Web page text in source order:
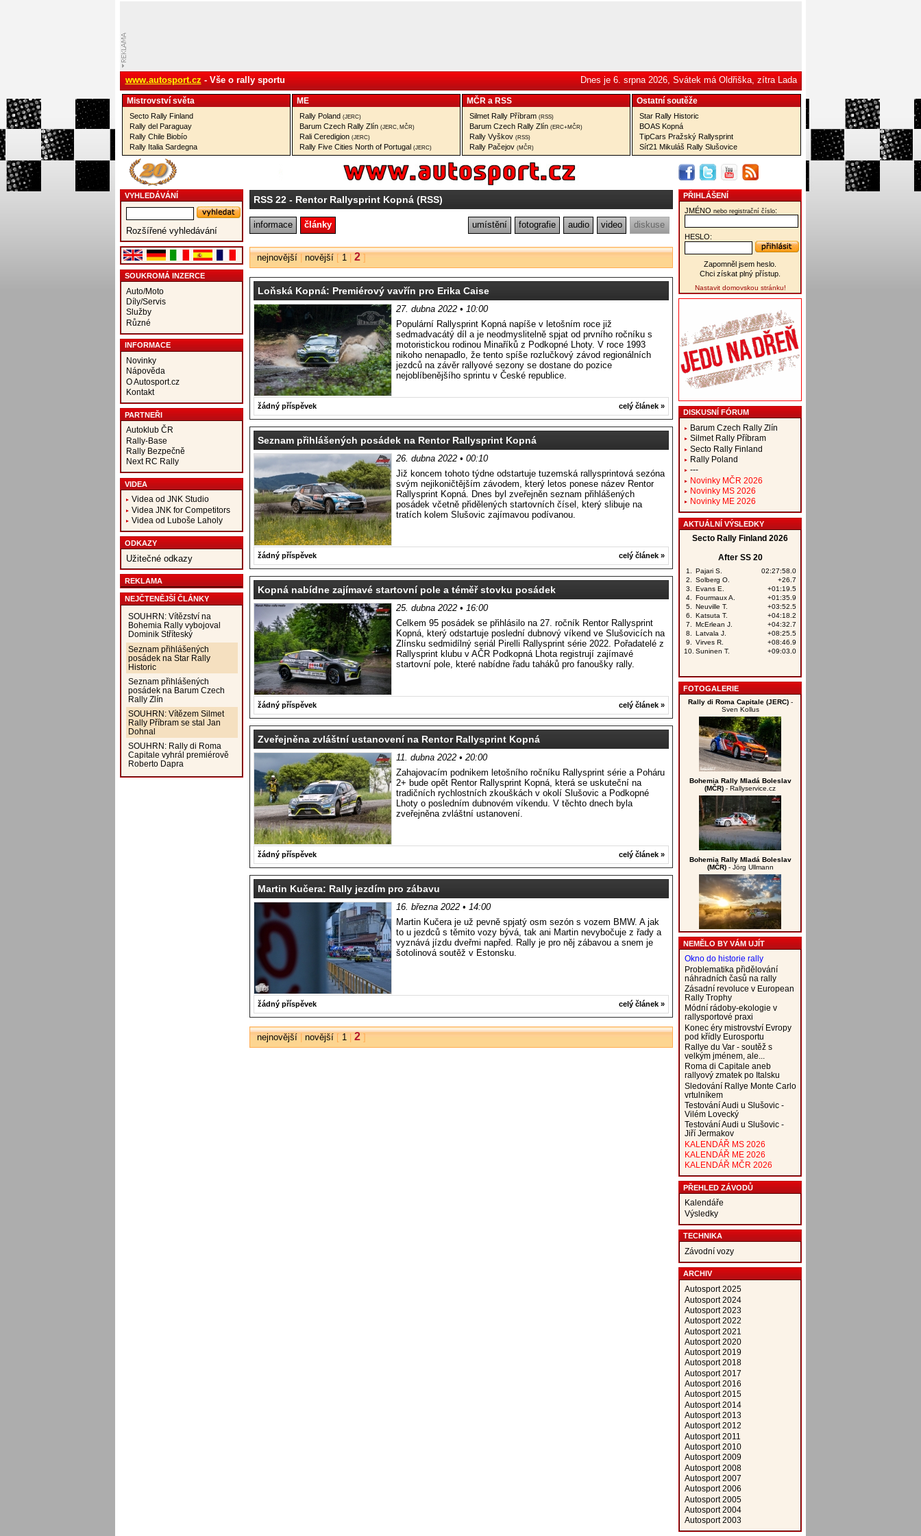
www.autosport.cz - Vše o rally sportu Dnes je 6. srpna 2026, Svátek má Oldřiška, zítra Lada
Mistrovství­ světa
Secto Rally Finland
Rally del Paraguay
Rally Chile Biobío
Rally Italia Sardegna
ME
Rally Poland (JERC)
Barum Czech Rally Zlín (JERC, MČR)
Rali Ceredigion (JERC)
Rally Five Cities North of Portugal (JERC)
MČR a RSS
Silmet Rally Příbram (RSS)
Barum Czech Rally Zlín (ERC+MČR)
Rally Vyškov (RSS)
Rally Pačejov (MČR)
Ostatní­ soutěže
Star Rally Historic
BOAS Kopná
TipCars Pražský Rallysprint
Síť21 Mikuláš Rally Slušovice
VYHLEDÁVÁNÍ
Rozšířené vyhledávání
SOUKROMÁ INZERCE
Auto/Moto
Díly/Servis
Služby
Různé
INFORMACE
Novinky
Nápověda
O Autosport.cz
Kontakt
PARTNEŘI
Autoklub ČR
Rally-Base
Rally Bezpečně
Next RC Rally
VIDEA
Videa od JNK Studio
Videa JNK for Competitors
Videa od Luboše Laholy
ODKAZY
Užitečné odkazy
REKLAMA
NEJČTENĚJŠÍ ČLÁNKY
SOUHRN: Vítězství na
Bohemia Rally vybojoval
Dominik Stříteský
Seznam přihlášených
posádek na Star Rally
Historic
Seznam přihlášených
posádek na Barum Czech
Rally Zlín
SOUHRN: Vítězem Silmet
Rally Příbram se stal Jan
Dohnal
SOUHRN: Rally di Roma
Capitale vyhrál premiérově
Roberto Dapra
RSS 22- Rentor Rallysprint Kopná (RSS)
informace články umístění fotografie audio video diskuse
nejnovější| novější[ 1| 2]
Loňská Kopná: Premiérový vavřín pro Erika Caise
27. dubna 2022 • 10:00
Populární Rallysprint Kopná napíše v letošním roce již
sedmadvacátý díl a je neodmyslitelně spjat od prvního ročníku s
motoristickou rodinou Minaříků z Podkopné Lhoty. V roce 1993
nikoho nenapadlo, že tento spíše rozlučkový závod regionálních
jezdců na závěr rallyové sezony se dostane do pozice
nejoblíbenějšího sprintu v České republice.
žádný příspěvek celý článek »
Seznam přihlášených posádek na Rentor Rallysprint Kopná
26. dubna 2022 • 00:10
Již koncem tohoto týdne odstartuje tuzemská rallysprintová sezóna
svým nejikoničtějším závodem, který letos ponese název Rentor
Rallysprint Kopná. Dnes byl zveřejněn seznam přihlášených
posádek včetně přidělených startovních čísel, který slibuje na
tratích kolem Slušovic zajímavou podívanou.
žádný příspěvek celý článek »
Kopná nabídne zajímavé startovní pole a téměř stovku posádek
25. dubna 2022 • 16:00
Celkem 95 posádek se přihlásilo na 27. ročník Rentor Rallysprint
Kopná, který odstartuje poslední dubnový víkend ve Slušovicích na
Zlínsku sedmidílný seriál Pirelli Rallysprint série 2022. Pořadatelé z
Rallysprint klubu v AČR Podkopná Lhota registrují zajímavé
startovní pole, které nabídne řadu taháků pro fanoušky rally.
žádný příspěvek celý článek »
Zveřejněna zvláštní ustanovení na Rentor Rallysprint Kopná
11. dubna 2022 • 20:00
Zahajovacím podnikem letošního ročníku Rallysprint série a Poháru
2+ bude opět Rentor Rallysprint Kopná, která se uskuteční na
tradičních rychlostních zkouškách v okolí Slušovic a Podkopné
Lhoty o posledním dubnovém víkendu. V těchto dnech byla
zveřejněna zvláštní ustanovení.
žádný příspěvek celý článek »
Martin Kučera: Rally jezdím pro zábavu
16. března 2022 • 14:00
Martin Kučera je už pevně spjatý osm sezón s vozem BMW. A jak
to u jezdců s těmito vozy bývá, tak ani Martin nevybočuje z řady a
vyznává jízdu dveřmi napřed. Rally je pro něj zábavou a snem je
šotolinová soutěž v Estonsku.
žádný příspěvek celý článek »
nejnovější| novější[ 1| 2]
PŘIHLÁŠENÍ
JMÉNO nebo registrační číslo:
HESLO:
Zapomněl jsem heslo.
Chci získat plný přístup.
Nastavit domovskou stránku!
DISKUSNÍ FÓRUM
Barum Czech Rally Zlín
Silmet Rally Příbram
Secto Rally Finland
Rally Poland
---
Novinky MČR 2026
Novinky MS 2026
Novinky ME 2026
AKTUÁLNÍ VÝSLEDKY
FOTOGALERIE
Rally di Roma Capitale (JERC)-
Sven Kollus
Bohemia Rally Mladá Boleslav
(MČR) - Rallyservice.cz
Bohemia Rally Mladá Boleslav
(MČR)- Jörg Ullmann
NEMĚLO BY VÁM UJÍT
Okno do historie rally
Problematika přidělování
náhradních časů na rally
Zásadní revoluce v European
Rally Trophy
Módní rádoby-ekologie v
rallysportové praxi
Konec éry mistrovství Evropy
pod křídly Eurosportu
Rallye du Var - soutěž s
velkým jménem, ale...
Roma di Capitale aneb
rallyový zmatek po Italsku
Sledování Rallye Monte Carlo
vrtulníkem
Testování Audi u Slušovic -
Vilém Lovecký
Testování Audi u Slušovic -
Jiří Jermakov
KALENDÁŘ MS 2026
KALENDÁŘ ME 2026
KALENDÁŘ MČR 2026
PŘEHLED ZÁVODŮ
Kalendáře
Výsledky
TECHNIKA
Závodní vozy
ARCHIV
Autosport 2025
Autosport 2024
Autosport 2023
Autosport 2022
Autosport 2021
Autosport 2020
Autosport 2019
Autosport 2018
Autosport 2017
Autosport 2016
Autosport 2015
Autosport 2014
Autosport 2013
Autosport 2012
Autosport 2011
Autosport 2010
Autosport 2009
Autosport 2008
Autosport 2007
Autosport 2006
Autosport 2005
Autosport 2004
Autosport 2003